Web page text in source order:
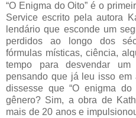
“O Enigma do Oito” é o
Service escrito pela autora
lendário que esconde um
perdidos ao longo dos
fórmulas místicas, ciência,
tempo para desvendar
pensando que já leu isso
dissesse que “O enigma
gênero? Sim, a obra de
mais de 20 anos e